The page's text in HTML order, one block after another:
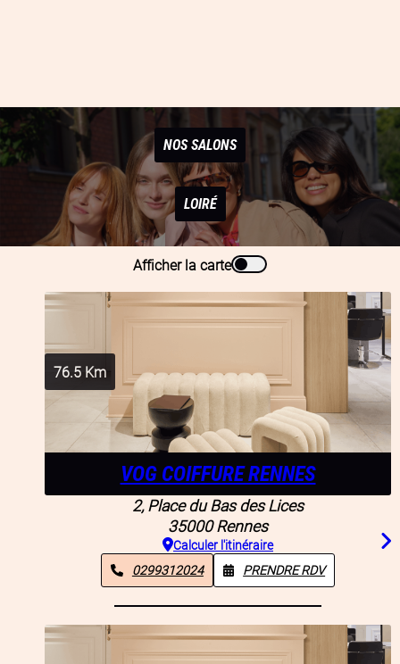
NOS SALONS
LOIRÉ
Afficher la carte
76.5 Km
VOG COIFFURE RENNES
2, Place du Bas des Lices
35000 Rennes
Calculer l'itinéraire
0299312024
PRENDRE RDV